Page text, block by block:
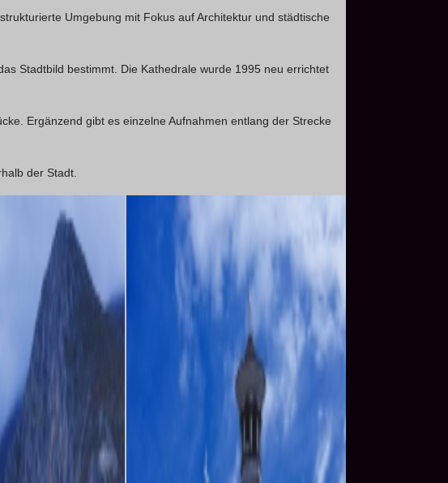
Umgebung mit Fokus auf Architektur und städtische
Stadtbild bestimmt. Die Kathedrale wurde 1995 neu errichtet
Ergänzend gibt es einzelne Aufnahmen entlang der Strecke
der Stadt.